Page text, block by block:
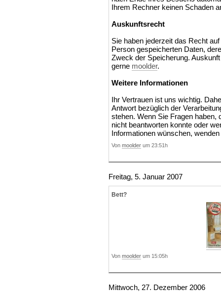
Ihrem Rechner keinen Schaden
Auskunftsrecht
Sie haben jederzeit das Recht
Person gespeicherten Daten,
Zweck der Speicherung.
gerne moolder.
Weitere Informationen
Ihr Vertrauen ist uns wichtig.
Antwort bezüglich der
stehen. Wenn Sie Fragen haben,
nicht beantworten konnte oder
Informationen wünschen,
Von moolder um 23:51h
Freitag, 5. Januar 2007
Bett?
Von moolder um 15:05h
Mittwoch, 27. Dezember 2006